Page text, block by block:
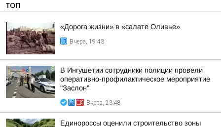
ТОП
«Дорога жизни» в «салате Оливье»
Вчера, 19:43
В Ингушетии сотрудники полиции провели
оперативно-профилактическое мероприятие
"Заслон"
Вчера, 23:48
Единороссы оценили строительство зоны